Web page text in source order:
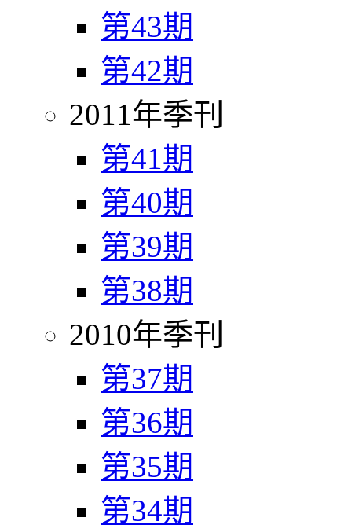
第43期
第42期
2011年季刊
第41期
第40期
第39期
第38期
2010年季刊
第37期
第36期
第35期
第34期